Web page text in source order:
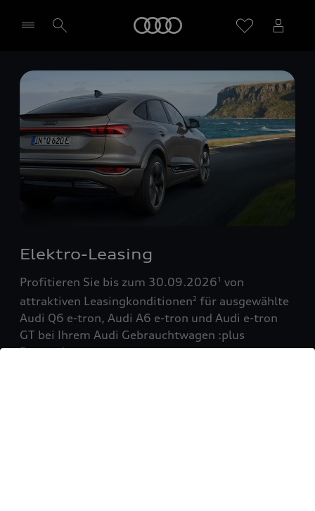
Händler wählen
Elektro-Leasing
Profitieren Sie bis zum 30.09.20261 von
attraktiven Leasingkonditionen2 für ausgewählte
Audi Q6 e-tron, Audi A6 e-tron und Audi e-tron
GT bei Ihrem Audi Gebrauchtwagen :plus
Partner!